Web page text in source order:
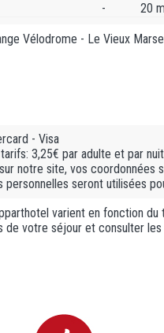
- 20
Vélodrome - Le Vieux
- Visa
3,25€ par adulte et par
notre site, vos coordonnées
seront utilisées
varient en fonction
de votre séjour et consulter